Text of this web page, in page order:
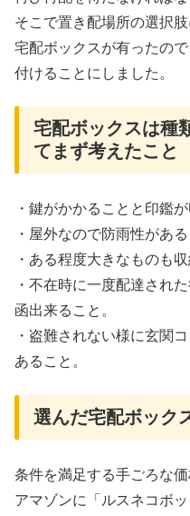
そこで置き配場所の選択肢
宅配ボックスが有ったので
付けることにしました。
宅配ボックスは種
てまず考えたこと
・鍵がかかることと印鑑
・屋外なので防雨性がある
・ある程度大きなものも
・不在時に一度配達され
函出来ること。
・盗難されない様に玄関
あること。
選んだ宅配ボック
条件を満足する手ごろな
アマゾンに「ルスネコボ